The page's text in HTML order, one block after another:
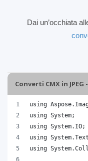
Dai un’occhiata
Converti CMX in JPEG